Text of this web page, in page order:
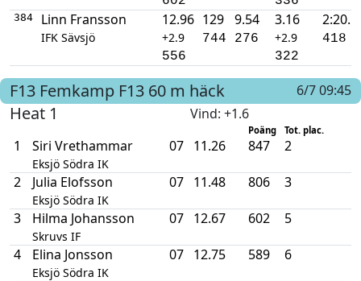
384 Linn Fransson
IFK Sävsjö
12.96
+2.9
556
129
744
9.54
276
3.16
+2.9
322
418
F13 Femkamp F13 60 m häck 6/7 09:45
Heat 1 Vind: +1.6
Poäng Tot. plac.
1 Siri Vrethammar
Eksjö Södra IK
07 11.26 847 2
2 Julia Elofsson
Eksjö Södra IK
07 11.48 806 3
3 Hilma Johansson
Skruvs IF
07 12.67 602 5
4 Elina Jonsson
Eksjö Södra IK
07 12.75 589 6